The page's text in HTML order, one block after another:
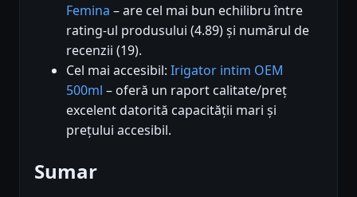
Femina – are cel mai bun echilibru între
rating-ul produsului (4.89) și numărul de
recenzii (19).
Cel mai accesibil: Irigator intim OEM
500ml – oferă un raport calitate/preț
excelent datorită capacității mari și
prețului accesibil.
Sumar